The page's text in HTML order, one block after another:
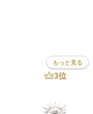
もっと見る
3位